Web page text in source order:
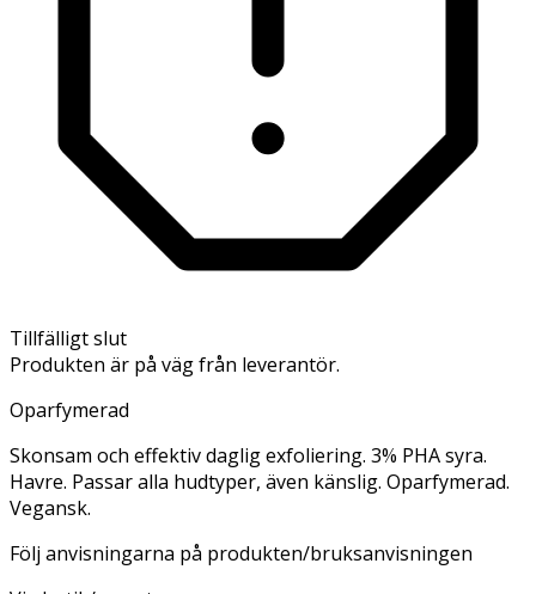
Tillfälligt slut
Produkten är på väg från leverantör.
Oparfymerad
Skonsam och effektiv daglig exfoliering. 3% PHA syra.
Havre. Passar alla hudtyper, även känslig. Oparfymerad.
Vegansk.
Följ anvisningarna på produkten/bruksanvisningen